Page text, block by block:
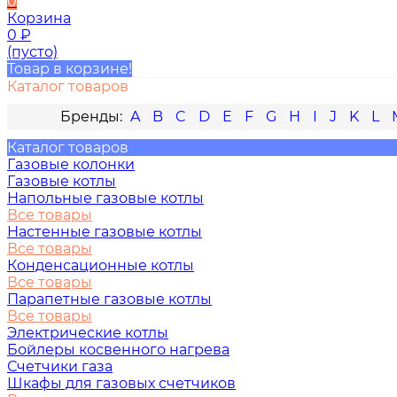
Корзина
0 ₽
(пусто)
Товар в корзине!
Каталог товаров
A
B C D E F G H I J K L
Каталог товаров
Газовые колонки
Газовые котлы
Напольные газовые котлы
Все товары
Настенные газовые котлы
Все товары
Конденсационные котлы
Все товары
Парапетные газовые котлы
Все товары
Электрические котлы
Бойлеры косвенного нагрева
Счетчики газа
Шкафы для газовых счетчиков